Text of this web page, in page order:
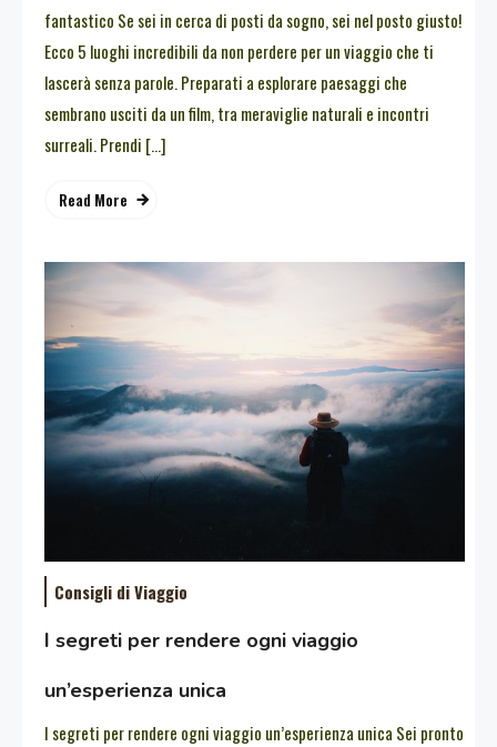
fantastico Se sei in cerca di posti da sogno, sei nel posto giusto!
Ecco 5 luoghi incredibili da non perdere per un viaggio che ti
lascerà senza parole. Preparati a esplorare paesaggi che
sembrano usciti da un film, tra meraviglie naturali e incontri
surreali. Prendi […]
Read More
Consigli di Viaggio
I segreti per rendere ogni viaggio
un’esperienza unica
I segreti per rendere ogni viaggio un’esperienza unica Sei pronto